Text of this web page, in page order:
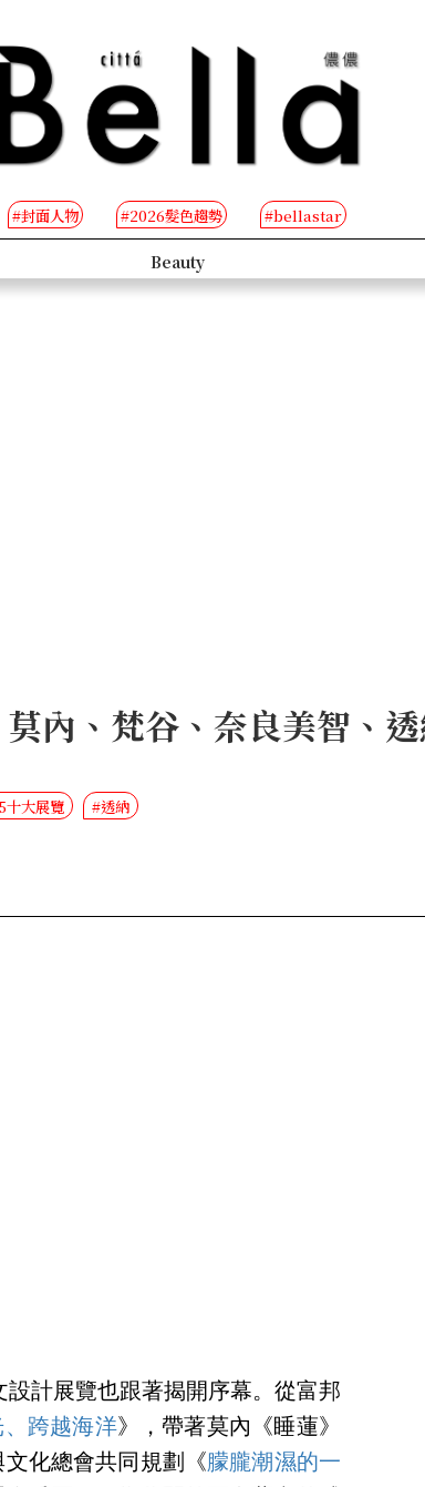
#封面人物 #2026髮色趨勢 #bellastar
Beauty
內、梵谷、奈良美智、
十大展覽 #透納
計展覽也跟著揭開序幕。從富邦
跨越海洋》，帶著莫內《睡蓮》
化總會共同規劃《朦朧潮濕的一